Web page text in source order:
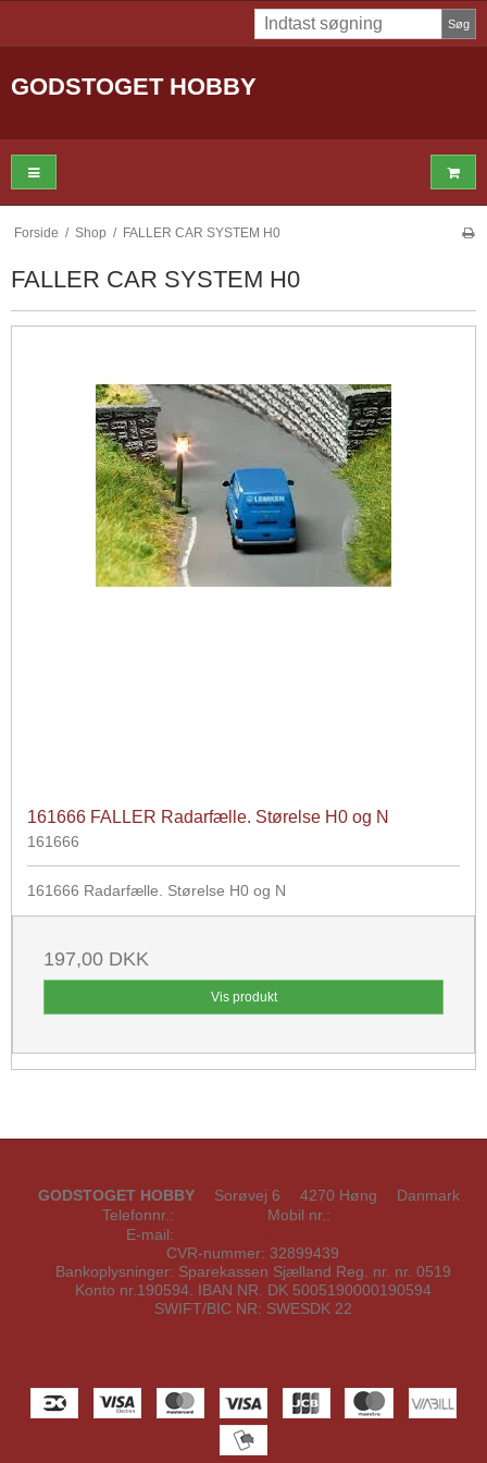
Søg
GODSTOGET HOBBY
Forside / Shop / FALLER CAR SYSTEM H0
FALLER CAR SYSTEM H0
161666 FALLER Radarfælle. Størelse H0 og N
161666
161666 Radarfælle. Størelse H0 og N
197,00 DKK
Vis produkt
GODSTOGET HOBBY Sorøvej 6 4270 Høng
Danmark
Telefonnr. : Mobil nr. :
E-mail:
CVR-nummer: 32899439
Bankoplysninger: Sparekassen Sjælland Reg. nr. nr. 0519
Konto nr.190594. IBAN NR. DK 5005190000190594
SWIFT/BIC NR: SWESDK 22